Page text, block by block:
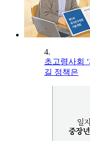
4.
초고령사회
길 정책은